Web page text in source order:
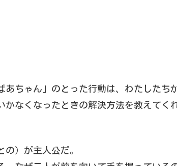
あちゃん」のとった行動は、わたしたち
かなくなったときの解決方法を教えてく
）が主人公だ。